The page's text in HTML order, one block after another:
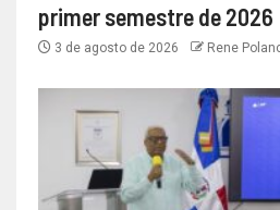
primer semestre de 2026
3 de agosto de 2026 Rene